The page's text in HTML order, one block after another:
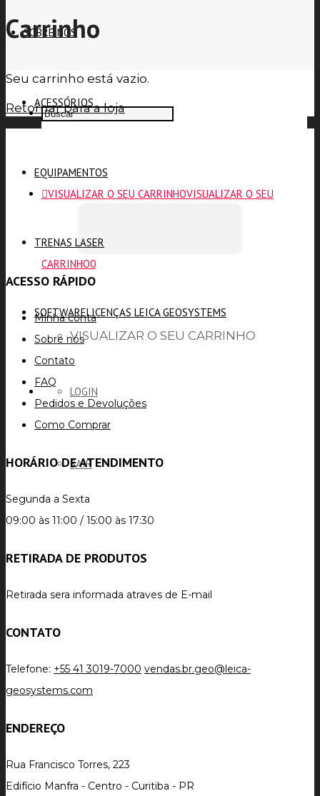
SOBRE NÓS
ACESSÓRIOS
EQUIPAMENTOS
TRENAS LASER
SOFTWARELICENÇAS LEICA GEOSYSTEMS
VISUALIZAR O SEU CARRINHOVISUALIZAR O SEU
CARRINHO0
VISUALIZAR O SEU CARRINHO
LOGIN
SAIR
Carrinho
Seu carrinho está vazio.
Retornar para a loja
ACESSO RÁPIDO
Minha conta
Sobre nós
Contato
FAQ
Pedidos e Devoluções
Como Comprar
HORÁRIO DE ATENDIMENTO
Segunda a Sexta
09:00 às 11:00 / 15:00 às 17:30
RETIRADA DE PRODUTOS
Retirada sera informada atraves de E-mail
CONTATO
Telefone: +55 41 3019-7000 vendas.br.geo@leica-
geosystems.com
ENDEREÇO
Rua Francisco Torres, 223
Edifício Manfra - Centro - Curitiba - PR